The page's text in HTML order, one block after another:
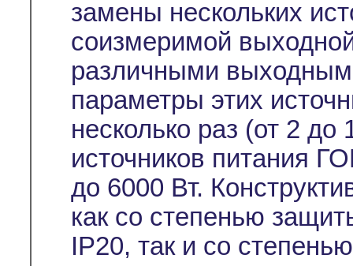
замены нескольких
соизмеримой
различными
параметры этих
несколько раз (от 2
источников питания
до 6000 Вт.
как со степенью
IP20, так и со